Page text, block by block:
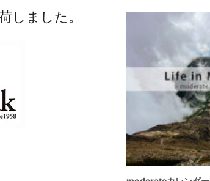
しました。